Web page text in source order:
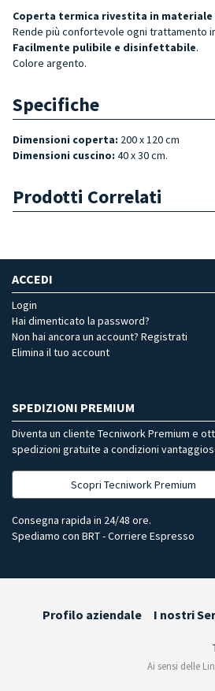
Coperta termica rivestita in
Rende più confortevole ogni trattamento
Facilmente pulibile e disinfettabile.
Colore argento.
Specifiche
Dimensioni coperta: 200 x 120cm
Dimensioni cuscino: 40 x 30cm.
Prodotti Correlati
ACCEDI
Login
Hai dimenticato la password?
Non hai ancora un account? Registrati
Elimina il tuo account
SPEDIZIONI PREMIUM
Diventa un cliente Tecniwork Premium e
spedizioni gratuite a condizioni
Scopri Tecniwork Premium
Consegna rapida in 24/48 ore.
Spediamo con BRT - Corriere Espresso
Profilo aziendale I nostri
Ai sensi delle